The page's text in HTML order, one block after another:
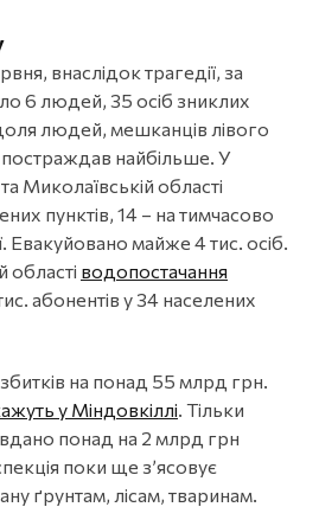
внаслідок трагедії, за
6 людей, 35 осіб зниклих
людей, мешканців лівого
найбільше. У
Миколаївській області
пунктів, 14 – на тимчасово
Евакуйовано майже 4 тис. осіб.
області водопостачання
абонентів у 34 населених
на понад 55 млрд грн.
у Міндовкіллі . Тільки
понад на 2 млрд грн
поки ще з’ясовує
ґрунтам, лісам, тваринам.